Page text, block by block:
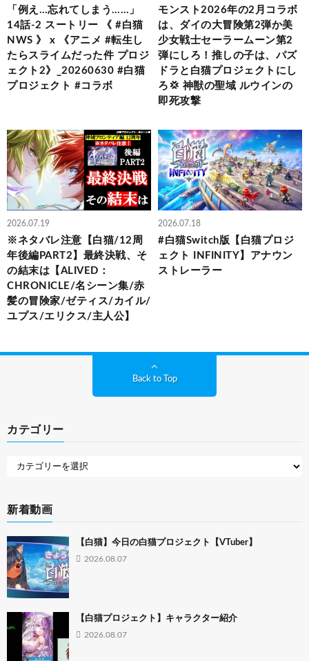
「例え…忘れてしまう……」
14話-2 スートリー 《 #白猫
NWS 》 x 《アニメ #転生し
たらスライムだった件 プロジ
ェクト2》_20260630 #白猫
プロジェクト #コラボ
モンスト2026年の2月コラボ
は、ダイの大冒険第2弾か美
少女戦士セーラームーン第2
弾にしろ！推しの子は、パズ
ドラと白猫プロジェクトにし
ろ💢 神獣の聖域 ルウインの
即死攻撃
2026.07.19
※ネタバレ注意【白猫/12周
年後編PART2】最終決戦、そ
の結末は【ALIVED：
CHRONICLE/名シーン集/赤
髪の冒険家/ゼティス/カイル/
ユプス/エリクス/主人公】
2026.07.18
#白猫Switch版【白猫プロジ
ェクト INFINITY】アナウン
ストレーラー
Back to Top
カテゴリー
新着動画
【白猫】今日の白猫プロジェクト【VTuber】
2026.08.07
【白猫プロジェクト】キャラクター紹介
2026.08.07